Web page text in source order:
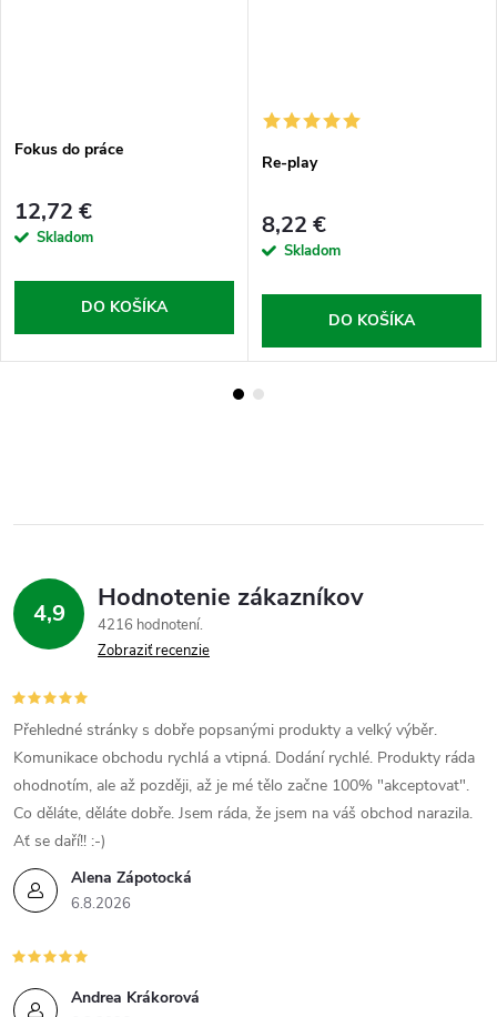
Fokus do práce
12,72 €
Skladom
DO KOŠÍKA
Re-play
8,22 €
Skladom
DO KOŠÍKA
4,9 Hodnotenie zákazníkov
4216 hodnotení
Zobraziť recenzie
Alena Zápotocká
6.8.2026
Přehledné stránky s dobře popsanými produkty a velký výběr.
Komunikace obchodu rychlá a vtipná. Dodání rychlé. Produkty ráda
ohodnotím, ale až později, až je mé tělo začne 100% "akceptovat".
Co děláte, děláte dobře. Jsem ráda, že jsem na váš obchod narazila.
Ať se daří!! :-)
Andrea Krákorová